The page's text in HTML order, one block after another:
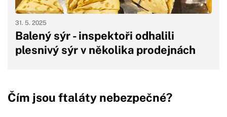
Balený sýr - inspektoři odhalili
plesnivý sýr v několika prodejnách
31. 5. 2025
Čím jsou ftaláty nebezpečné?